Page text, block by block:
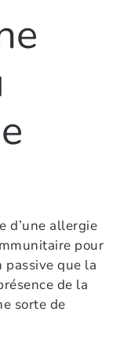
d’une allergie
pour
que la
de la
sorte de